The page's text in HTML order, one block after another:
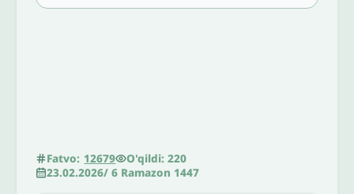
Fatvo: 12679
O'qildi: 220
23.02.2026/6 Ramazon 1447